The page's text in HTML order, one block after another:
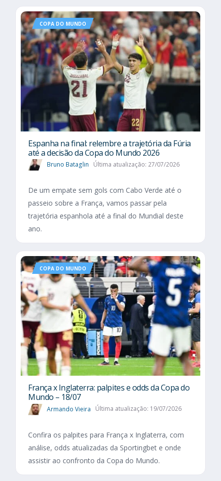
COPA DO MUNDO
Espanha na final: relembre a trajetória da Fúria
até a decisão da Copa do Mundo 2026
Bruno Bataglin Última atualização: 27/07/2026
De um empate sem gols com Cabo Verde até o
passeio sobre a França, vamos passar pela
trajetória espanhola até a final do Mundial deste
ano.
COPA DO MUNDO
França x Inglaterra: palpites e odds da Copa do
Mundo – 18/07
Armando Vieira Última atualização: 19/07/2026
Confira os palpites para França x Inglaterra, com
análise, odds atualizadas da Sportingbet e onde
assistir ao confronto da Copa do Mundo.